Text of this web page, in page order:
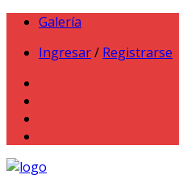
Galería
Ingresar/ Registrarse